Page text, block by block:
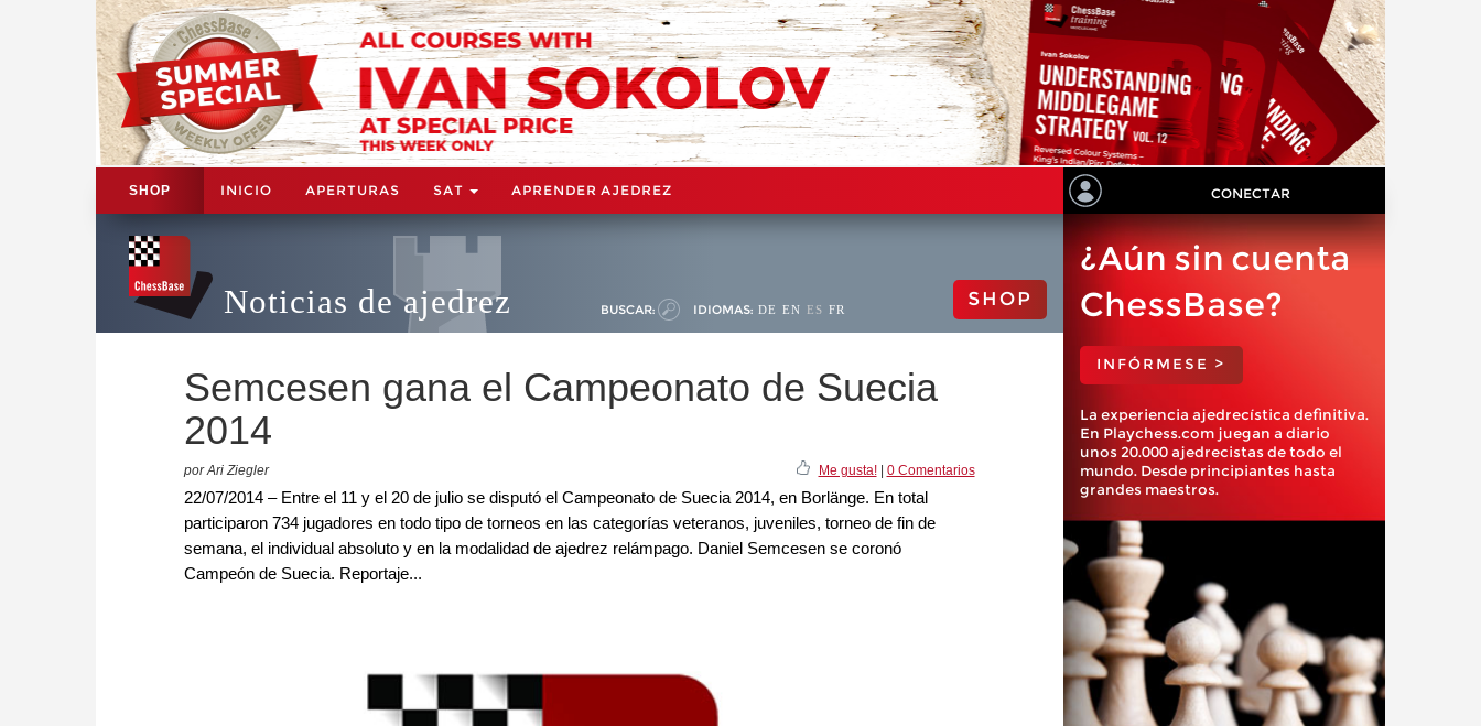
SHOP INICIO APERTURAS SAT APRENDER AJEDREZ CONECTAR
Noticias de ajedrez BUSCAR: IDIOMAS: DE EN ES FR SHOP
Semcesen gana el Campeonato de Suecia
2014
por Ari Ziegler Me gusta!| 0 Comentarios
22/07/2014 – Entre el 11 y el 20 de julio se disputó el Campeonato de Suecia 2014, en Borlänge. En total
participaron 734 jugadores en todo tipo de torneos en las categorías veteranos, juveniles, torneo de fin de
semana, el individual absoluto y en la modalidad de ajedrez relámpago. Daniel Semcesen se coronó
Campeón de Suecia. Reportaje...
¿Aún sin cuenta
ChessBase?
INFÓRMESE >
La experiencia ajedrecística definitiva.
En Playchess.com juegan a diario
unos 20.000 ajedrecistas de todo el
mundo. Desde principiantes hasta
grandes maestros.